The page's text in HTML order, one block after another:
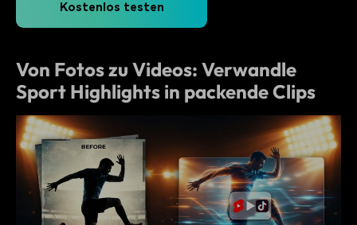
Kostenlos testen
Von Fotos zu Videos: Verwandle
Sport Highlights in packende Clips